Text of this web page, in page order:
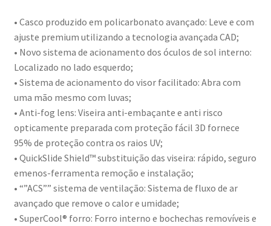
• Casco produzido em policarbonato avançado: Leve e com
ajuste premium utilizando a tecnologia avançada CAD;
• Novo sistema de acionamento dos óculos de sol interno:
Localizado no lado esquerdo;
• Sistema de acionamento do visor facilitado: Abra com
uma mão mesmo com luvas;
• Anti-fog lens: Viseira anti-embaçante e anti risco
opticamente preparada com proteção fácil 3D fornece
95% de proteção contra os raios UV;
• QuickSlide Shield™ substituição das viseira: rápido, seguro
emenos-ferramenta remoção e instalação;
• “”ACS”” sistema de ventilação: Sistema de fluxo de ar
avançado que remove o calor e umidade;
• SuperCool® forro: Forro interno e bochechas removíveis e